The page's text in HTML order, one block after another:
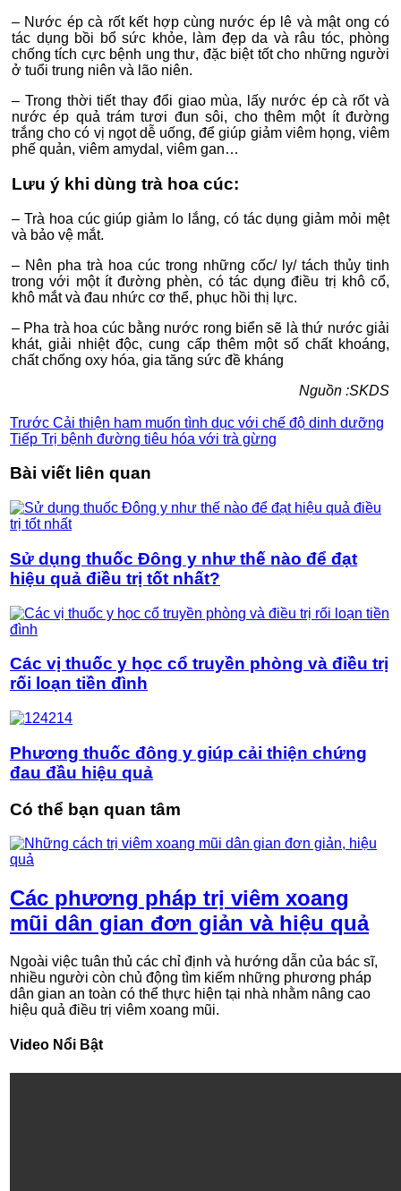
– Nước ép cà rốt kết hợp cùng nước ép lê và mật ong có
tác dụng bồi bổ sức khỏe, làm đẹp da và râu tóc, phòng
chống tích cực bệnh ung thư, đặc biệt tốt cho những người
ở tuổi trung niên và lão niên.
– Trong thời tiết thay đổi giao mùa, lấy nước ép cà rốt và
nước ép quả trám tươi đun sôi, cho thêm một ít đường
trắng cho có vị ngọt dễ uống, để giúp giảm viêm họng, viêm
phế quản, viêm amydal, viêm gan…
Lưu ý khi dùng trà hoa cúc:
– Trà hoa cúc giúp giảm lo lắng, có tác dụng giảm mỏi mệt
và bảo vệ mắt.
– Nên pha trà hoa cúc trong những cốc/ ly/ tách thủy tinh
trong với một ít đường phèn, có tác dụng điều trị khô cổ,
khô mắt và đau nhức cơ thể, phục hồi thị lực.
– Pha trà hoa cúc bằng nước rong biển sẽ là thứ nước giải
khát, giải nhiệt độc, cung cấp thêm một số chất khoáng,
chất chống oxy hóa, gia tăng sức đề kháng
Nguồn :SKDS
Trước Cải thiện ham muốn tình dục với chế độ dinh dưỡng
Tiếp Trị bệnh đường tiêu hóa với trà gừng
Bài viết liên quan
Sử dụng thuốc Đông y như thế nào để đạt
hiệu quả điều trị tốt nhất?
Các vị thuốc y học cổ truyền phòng và điều trị
rối loạn tiền đình
Phương thuốc đông y giúp cải thiện chứng
đau đầu hiệu quả
Có thể bạn quan tâm
Các phương pháp trị viêm xoang
mũi dân gian đơn giản và hiệu quả
Ngoài việc tuân thủ các chỉ định và hướng dẫn của bác sĩ,
nhiều người còn chủ động tìm kiếm những phương pháp
dân gian an toàn có thể thực hiện tại nhà nhằm nâng cao
hiệu quả điều trị viêm xoang mũi.
Video Nổi Bật